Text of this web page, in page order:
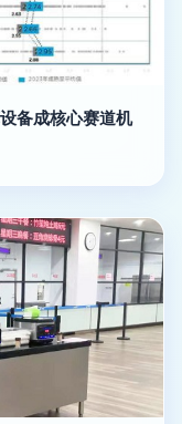
备成核心赛道机